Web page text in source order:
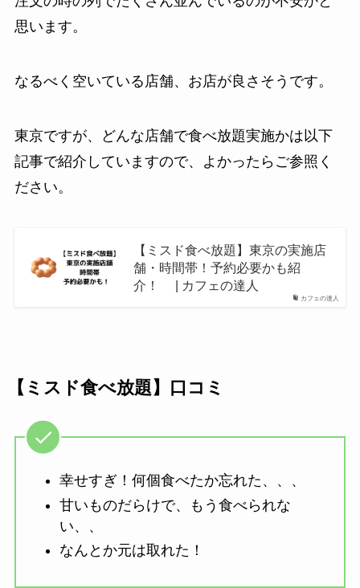
思います。
なるべく空いている店舗、お店が良さそうです。
東京ですが、どんな店舗で食べ放題実施かは以下
記事で紹介していますので、よかったらご参照く
ださい。
カフェの達人
【ミスド食べ放題】東京の実施店
舗・時間帯！予約必要かも紹
介！ | カフェの達人
【ミスド食べ放題】口コミ
幸せすぎ！何個食べたか忘れた、、、
甘いものだらけで、もう食べられな
い、、
なんとか元は取れた！